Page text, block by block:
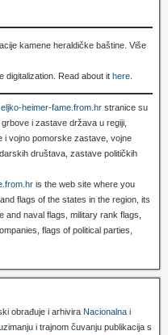
kamene heraldičke baštine. Više
digitalization. Read about it here
heimer-fame.from.hr stranice su
i zastave država u regiji,
i vojno pomorske zastave, vojne
društava, zastave političkih
is the web site where you
flags of the states in the region, its
and naval flags, military rank flags,
flags of political parties,
obrađuje i arhivira Nacionalna i
i trajnom čuvanju publikacija s